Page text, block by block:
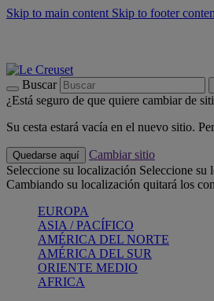
Skip to main content Skip to footer
Buscar
¿Está seguro de que quiere cambiar de
Su cesta estará vacía en el nuevo sitio.
Quedarse aquí
Cambiar sitio
Seleccione su localización Seleccione su
Cambiando su localización quitará los
EUROPA
ASIA / PACÍFICO
AMÉRICA DEL NORTE
AMÉRICA DEL SUR
ORIENTE MEDIO
AFRICA